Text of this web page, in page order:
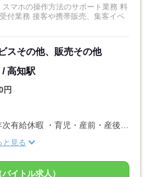
マホの操作方法のサポート業務 料
付業務 接客や携帯販売、集客イベ
スその他、販売その他
/ 高知駅
円
・週休2日(シフト制) ・年次有給休暇 ・育児・産前・産後休暇 ・弔事休暇 ・結婚休暇 ・出産休暇 ・交通遮断休暇 ・感染症休暇 ・罹災休暇 ・私傷病休暇 ・その他社内規定による休暇多数有
と見る
イトル求人）